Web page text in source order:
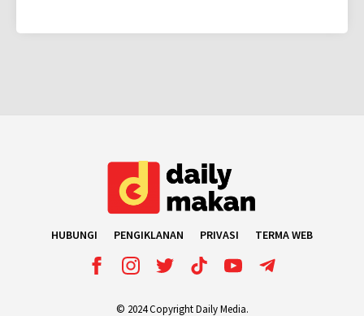
HUBUNGI PENGIKLANAN PRIVASI TERMA WEB
© 2024 Copyright Daily Media.